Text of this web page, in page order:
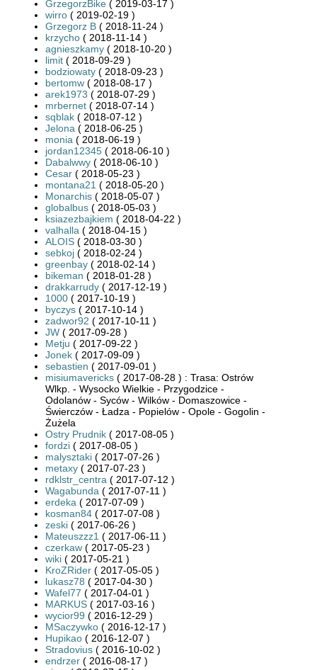
GrzegorzBike ( 2019-03-17 )
wirro ( 2019-02-19 )
Grzegorz B ( 2018-11-24 )
krzycho ( 2018-11-14 )
agnieszkamy ( 2018-10-20 )
limit ( 2018-09-29 )
bodziowaty ( 2018-09-23 )
bertomw ( 2018-08-17 )
arek1973 ( 2018-07-29 )
mrbernet ( 2018-07-14 )
sqblak ( 2018-07-12 )
Jelona ( 2018-06-25 )
monia ( 2018-06-19 )
jordan12345 ( 2018-06-10 )
Dabalwwy ( 2018-06-10 )
Cesar ( 2018-05-23 )
montana21 ( 2018-05-20 )
Monarchis ( 2018-05-07 )
globalbus ( 2018-05-03 )
ksiazezbajkiem ( 2018-04-22 )
valhalla ( 2018-04-15 )
ALOIS ( 2018-03-30 )
sebkoj ( 2018-02-24 )
greenbay ( 2018-02-14 )
bikeman ( 2018-01-28 )
drakkarrudy ( 2017-12-19 )
1000 ( 2017-10-19 )
byczys ( 2017-10-14 )
zadwor92 ( 2017-10-11 )
JW ( 2017-09-28 )
Metju ( 2017-09-22 )
Jonek ( 2017-09-09 )
sebastien ( 2017-09-01 )
misiumavericks ( 2017-08-28 ) : Trasa: Ostrów
Wlkp. - Wysocko Wielkie - Przygodzice -
Odolanów - Syców - Wilków - Domaszowice -
Świerczów - Ładza - Popielów - Opole - Gogolin -
Żużela
Ostry Prudnik ( 2017-08-05 )
fordzi ( 2017-08-05 )
malysztaki ( 2017-07-26 )
metaxy ( 2017-07-23 )
rdklstr_centra ( 2017-07-12 )
Wagabunda ( 2017-07-11 )
erdeka ( 2017-07-09 )
kosman84 ( 2017-07-08 )
zeski ( 2017-06-26 )
Mateuszzz1 ( 2017-06-11 )
czerkaw ( 2017-05-23 )
wiki ( 2017-05-21 )
KroZRider ( 2017-05-05 )
lukasz78 ( 2017-04-30 )
Wafel77 ( 2017-04-01 )
MARKUS ( 2017-03-16 )
wycior99 ( 2016-12-29 )
MSaczywko ( 2016-12-17 )
Hupikao ( 2016-12-07 )
Stradovius ( 2016-10-02 )
endrzer ( 2016-08-17 )